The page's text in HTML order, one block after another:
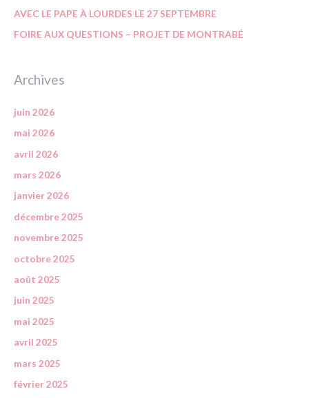
AVEC LE PAPE À LOURDES LE 27 SEPTEMBRE
FOIRE AUX QUESTIONS – PROJET DE MONTRABÉ
Archives
juin 2026
mai 2026
avril 2026
mars 2026
janvier 2026
décembre 2025
novembre 2025
octobre 2025
août 2025
juin 2025
mai 2025
avril 2025
mars 2025
février 2025